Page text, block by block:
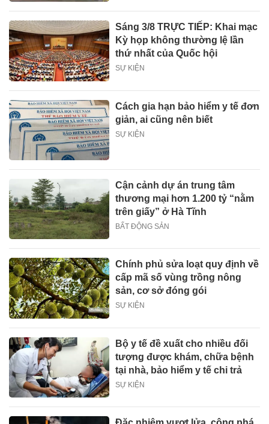
Sáng 3/8 TRỰC TIẾP: Khai mạc
Kỳ họp không thường lệ lần
thứ nhất của Quốc hội
SỰ KIỆN
Cách gia hạn bảo hiểm y tế đơn
giản, ai cũng nên biết
SỰ KIỆN
Cận cảnh dự án trung tâm
thương mại hơn 1.200 tỷ “nằm
trên giấy” ở Hà Tĩnh
BẤT ĐỘNG SẢN
Chính phủ sửa loạt quy định về
cấp mã số vùng trồng nông
sản, cơ sở đóng gói
SỰ KIỆN
Bộ y tế đề xuất cho nhiều đối
tượng được khám, chữa bệnh
tại nhà, bảo hiểm y tế chi trả
SỰ KIỆN